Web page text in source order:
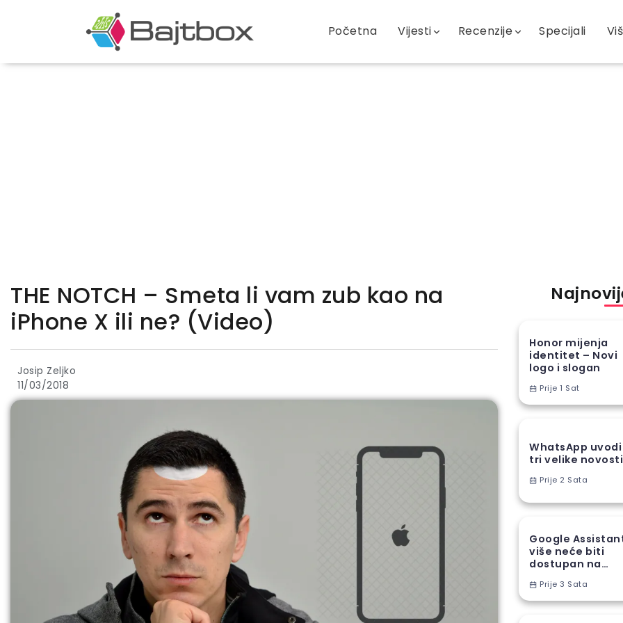
Početna Vijesti Recenzije Specijali
THE NOTCH – Smeta li vam zub kao na
iPhone X ili ne? (Video)
Josip Zeljko
11/03/2018
Honor mijenja
identitet – Novi
logo i slogan
Prije 1 Sat
WhatsApp uvodi
tri velike novosti
Prije 2 Sata
Google
više neće biti
dostupan na
telefonima
Prije 3 Sata